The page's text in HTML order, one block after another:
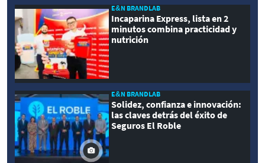
E&N BRANDLAB
Incaparina Express, lista en 2
minutos combina practicidad y
nutrición
E&N BRANDLAB
Solidez, confianza e innovación:
las claves detrás del éxito de
Seguros El Roble